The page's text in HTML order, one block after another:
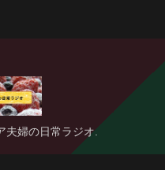
夫婦の日常ラジオ.